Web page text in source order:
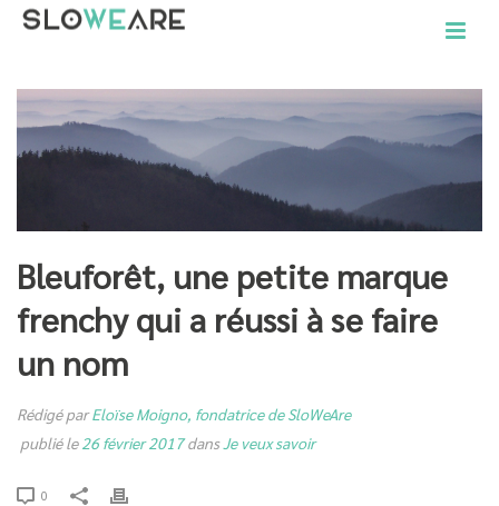
Bleuforêt, une petite marque
frenchy qui a réussi à se faire
un nom
Rédigé parEloïse Moigno, fondatrice de SloWeAre
publié le26 février 2017dansJe veux savoir
0